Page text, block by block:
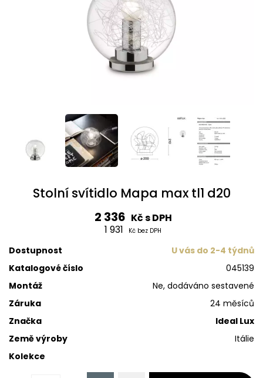
Stolní svítidlo Mapa max tl1 d20
2 336 Kč s DPH
1 931
Kč bez DPH
Dostupnost
U vás do 2-4 týdnů
Katalogové číslo
045139
Montáž
Ne, dodáváno sestavené
Záruka
24 měsíců
Značka
Ideal Lux
Země výroby
Itálie
Kolekce